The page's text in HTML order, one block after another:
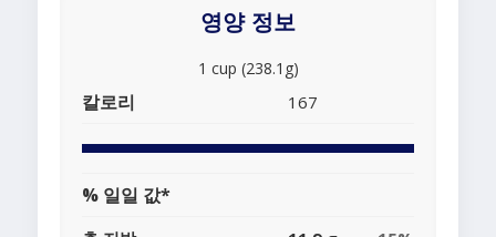
영양 정보
1 cup (238.1g)
칼로리 167
% 일일 값*